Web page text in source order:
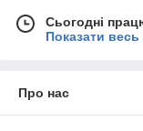
Сьогодні
Показати
Про нас